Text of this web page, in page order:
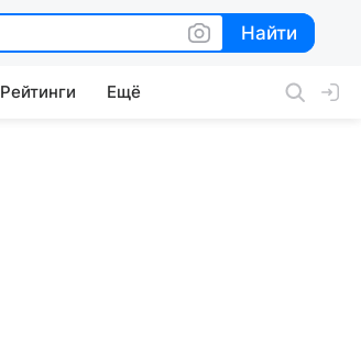
Найти
Найти
Рейтинги Ещё